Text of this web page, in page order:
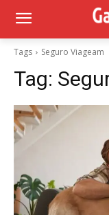
Tags Seguro Viageam
Tag: